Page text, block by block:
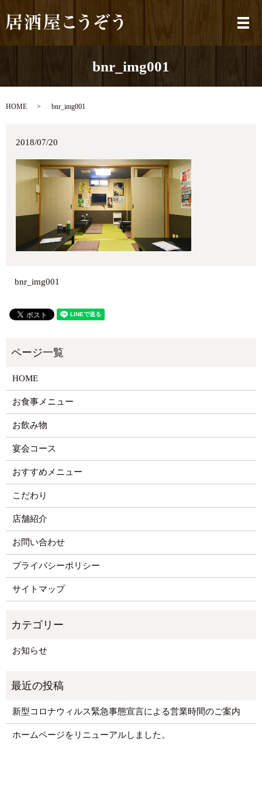
メ
bnr_img001
HOME bnr_img001
2018/07/20
bnr_img001
HOME
お食事メニュー
お飲み物
宴会コース
おすすめメニュー
こだわり
店舗紹介
お問い合わせ
プライバシーポリシー
サイトマップ
お知らせ
新型コロナウィルス緊急事態宣言による営業時間のご案内
ホームページをリニューアルしました。